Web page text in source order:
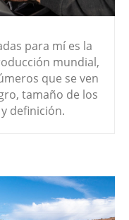
para mí es la
mundial,
que se ven
tamaño de los
definición.